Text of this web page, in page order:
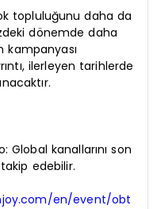
topluluğunu daha da
dönemde daha
kampanyası
ilerleyen tarihlerde
Global kanallarını son
edebilir.
en/event/obt